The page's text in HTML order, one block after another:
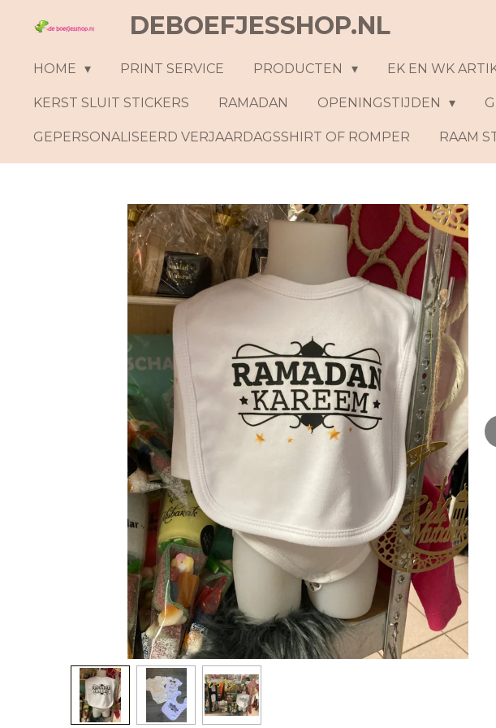
hoofdinhoud
DEBOEFJESSHOP.NL
HOME PRINT SERVICE PRODUCTEN EK EN WK
KERST SLUIT STICKERS RAMADAN OPENINGSTIJDEN
GEPERSONALISEERD VERJAARDAGSSHIRT OF ROMPER RAAM